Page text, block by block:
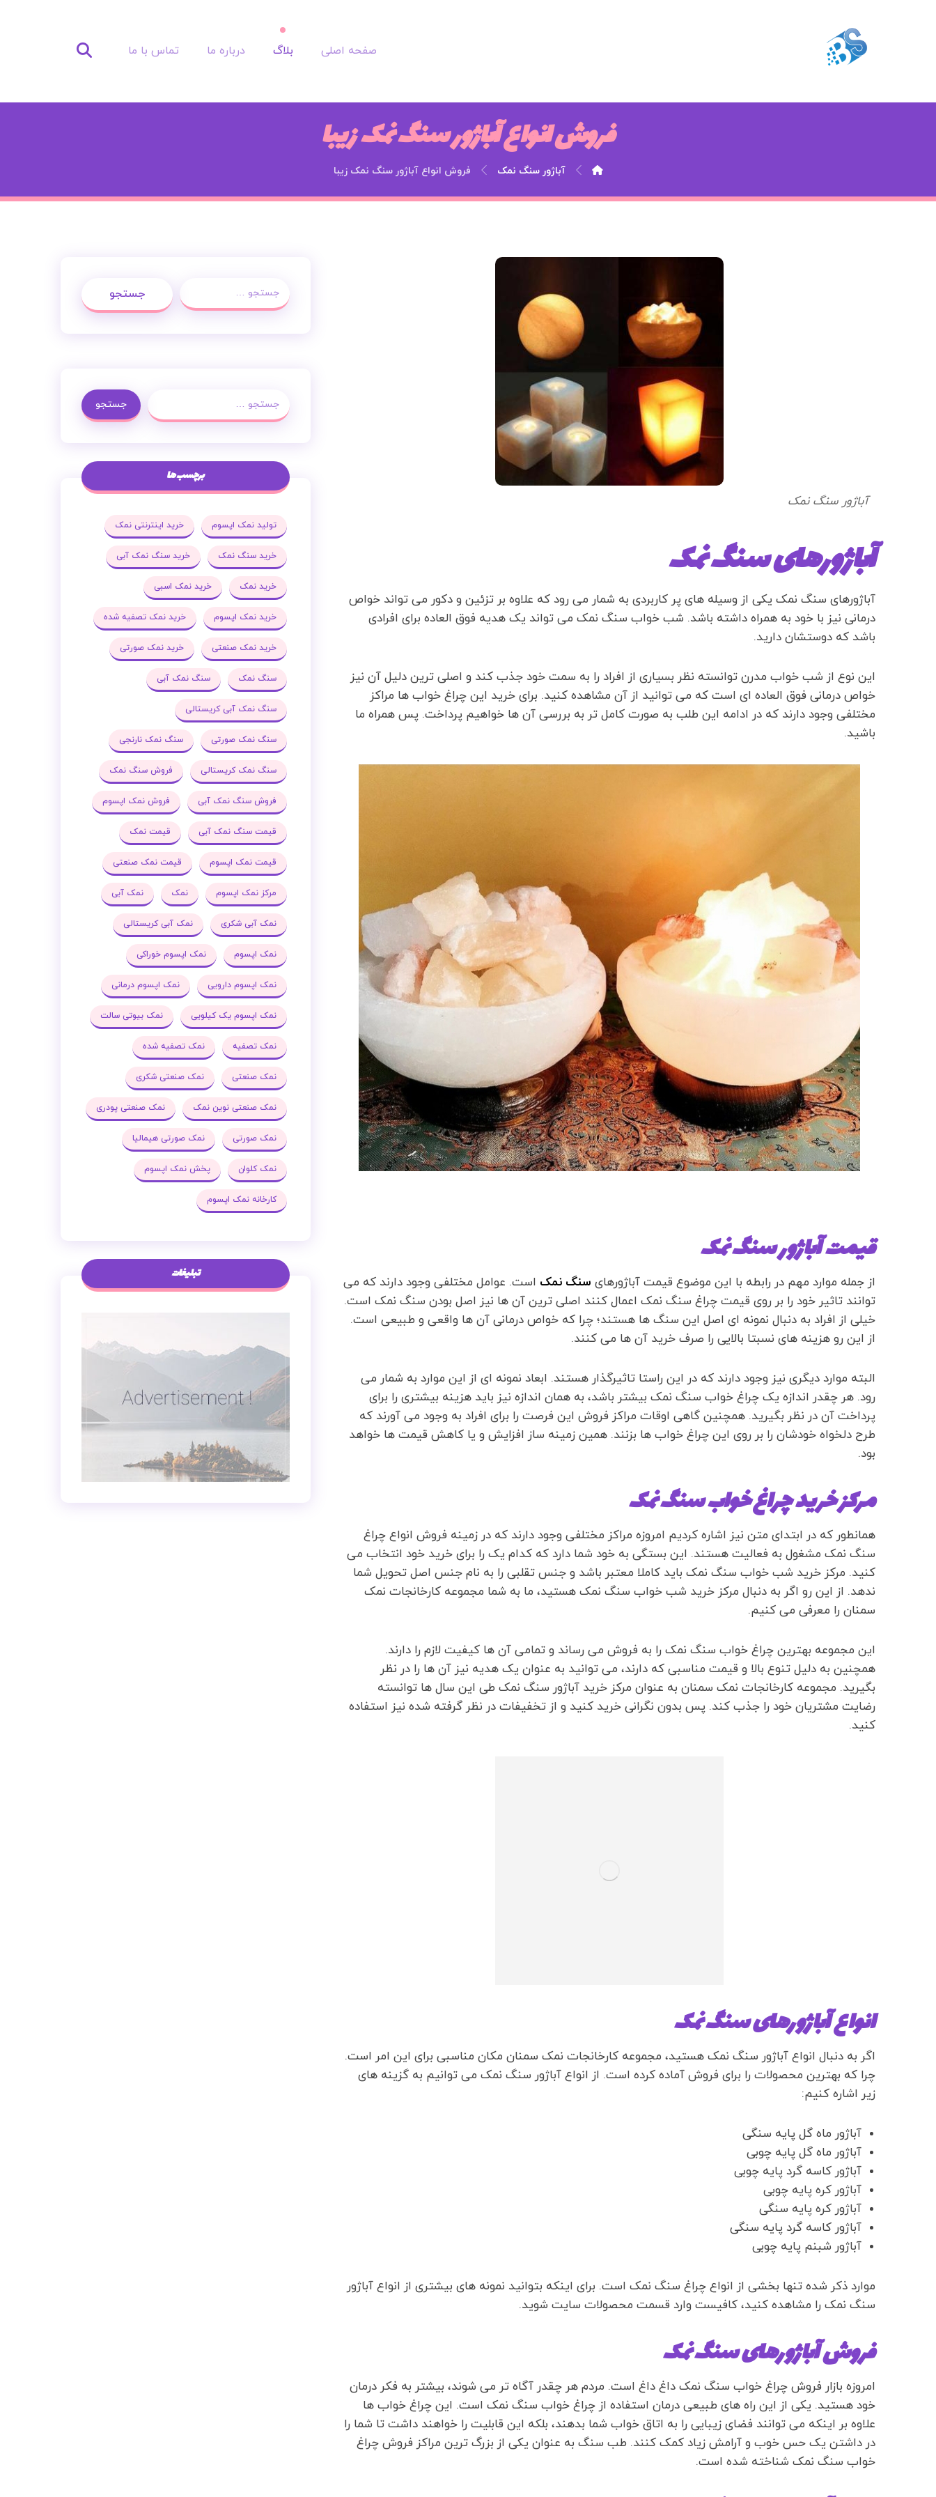
صفحه اصلی بلاگ درباره ما تماس با ما
فروش انواع آباژور سنگ نمک زیبا
آباژور سنگ نمک فروش انواع آباژور سنگ نمک زیبا
آباژور سنگ نمک
آباژورهای سنگ نمک
آباژورهای سنگ نمک یکی از وسیله های پر کاربردی به شمار می رود که علاوه بر تزئین و دکور می تواند خواص
درمانی نیز با خود به همراه داشته باشد. شب خواب سنگ نمک می تواند یک هدیه فوق العاده برای افرادی
باشد که دوستشان دارید.
این نوع از شب خواب مدرن توانسته نظر بسیاری از افراد را به سمت خود جذب کند و اصلی ترین دلیل آن نیز
خواص درمانی فوق العاده ای است که می توانید از آن مشاهده کنید. برای خرید این چراغ خواب ها مراکز
مختلفی وجود دارند که در ادامه این طلب به صورت کامل تر به بررسی آن ها خواهیم پرداخت. پس همراه ما
باشید.
قیمت آباژور سنگ نمک
از جمله موارد مهم در رابطه با این موضوع قیمت آباژورهای سنگ نمک است. عوامل مختلفی وجود دارند که می
توانند تاثیر خود را بر روی قیمت چراغ سنگ نمک اعمال کنند اصلی ترین آن ها نیز اصل بودن سنگ نمک است.
خیلی از افراد به دنبال نمونه ای اصل این سنگ ها هستند؛ چرا که خواص درمانی آن ها واقعی و طبیعی است.
از این رو هزینه های نسبتا بالایی را صرف خرید آن ها می کنند.
البته موارد دیگری نیز وجود دارند که در این راستا تاثیرگذار هستند. ابعاد نمونه ای از این موارد به شمار می
رود. هر چقدر اندازه یک چراغ خواب سنگ نمک بیشتر باشد، به همان اندازه نیز باید هزینه بیشتری را برای
پرداخت آن در نظر بگیرید. همچنین گاهی اوقات مراکز فروش این فرصت را برای افراد به وجود می آورند که
طرح دلخواه خودشان را بر روی این چراغ خواب ها بزنند. همین زمینه ساز افزایش و یا کاهش قیمت ها خواهد
بود.
مرکز خرید چراغ خواب سنگ نمک
همانطور که در ابتدای متن نیز اشاره کردیم امروزه مراکز مختلفی وجود دارند که در زمینه فروش انواع چراغ
سنگ نمک مشغول به فعالیت هستند. این بستگی به خود شما دارد که کدام یک را برای خرید خود انتخاب می
کنید. مرکز خرید شب خواب سنگ نمک باید کاملا معتبر باشد و جنس تقلبی را به نام جنس اصل تحویل شما
ندهد. از این رو اگر به دنبال مرکز خرید شب خواب سنگ نمک هستید، ما به شما مجموعه کارخانجات نمک
سمنان را معرفی می کنیم.
این مجموعه بهترین چراغ خواب سنگ نمک را به فروش می رساند و تمامی آن ها کیفیت لازم را دارند.
همچنین به دلیل تنوع بالا و قیمت مناسبی که دارند، می توانید به عنوان یک هدیه نیز آن ها را در نظر
بگیرید. مجموعه کارخانجات نمک سمنان به عنوان مرکز خرید آباژور سنگ نمک طی این سال ها توانسته
رضایت مشتریان خود را جذب کند. پس بدون نگرانی خرید کنید و از تخفیفات در نظر گرفته شده نیز استفاده
کنید.
انواع آباژورهای سنگ نمک
اگر به دنبال انواع آباژور سنگ نمک هستید، مجموعه کارخانجات نمک سمنان مکان مناسبی برای این امر است.
چرا که بهترین محصولات را برای فروش آماده کرده است. از انواع آباژور سنگ نمک می‌ توانیم به گزینه های
زیر اشاره کنیم:
آباژور ماه گل پایه سنگی
آباژور ماه گل پایه چوبی
آباژور کاسه گرد پایه چوبی
آباژور کره پایه چوبی
آباژور کره پایه سنگی
آباژور کاسه گرد پایه سنگی
آباژور شبنم پایه چوبی
موارد ذکر شده تنها بخشی از انواع چراغ سنگ نمک است. برای اینکه بتوانید نمونه های بیشتری از انواع آباژور
سنگ نمک را مشاهده کنید، کافیست وارد قسمت محصولات سایت شوید.
فروش آباژورهای سنگ نمک
امروزه بازار فروش چراغ خواب سنگ نمک داغ داغ است. مردم هر چقدر آگاه تر می شوند، بیشتر به فکر درمان
خود هستید. یکی از این راه های طبیعی درمان استفاده از چراغ خواب سنگ نمک است. این چراغ خواب ها
علاوه بر اینکه می توانند فضای زیبایی را به اتاق خواب شما بدهند، بلکه این قابلیت را خواهند داشت تا شما را
در داشتن یک حس خوب و آرامش زیاد کمک کنند. طب سنگ به عنوان یکی از بزرگ ترین مراکز فروش چراغ
خواب سنگ نمک شناخته شده است.
جستجو
جستجو
برچسب ها
تولید نمک اپسوم خرید اینترنتی نمک
خرید سنگ نمک خرید سنگ نمک آبی
خرید نمک خرید نمک اسبی
خرید نمک اپسوم خرید نمک تصفیه شده
خرید نمک صنعتی خرید نمک صورتی
سنگ نمک سنگ نمک آبی
سنگ نمک آبی کریستالی
سنگ نمک صورتی سنگ نمک نارنجی
سنگ نمک کریستالی فروش سنگ نمک
فروش سنگ نمک آبی فروش نمک اپسوم
قیمت سنگ نمک آبی قیمت نمک
قیمت نمک اپسوم قیمت نمک صنعتی
مرکز نمک اپسوم نمک نمک آبی
نمک آبی شکری نمک آبی کریستالی
نمک اپسوم نمک اپسوم خوراکی
نمک اپسوم دارویی نمک اپسوم درمانی
نمک اپسوم یک کیلویی نمک بیوتی سالت
نمک تصفیه نمک تصفیه شده
نمک صنعتی نمک صنعتی شکری
نمک صنعتی نوین نمک نمک صنعتی پودری
نمک صورتی نمک صورتی هیمالیا
نمک کلوان پخش نمک اپسوم
کارخانه نمک اپسوم
تبلیغات